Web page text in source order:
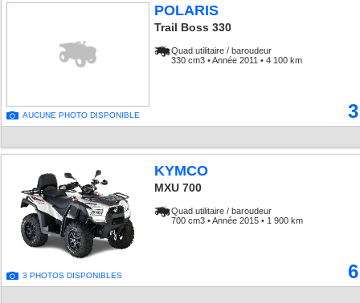
AUCUNE PHOTO DISPONIBLE
POLARIS
Trail Boss 330
Quad utilitaire / baroudeur
330 cm3 • Année 2011 • 4 100 km
3 PHOTOS DISPONIBLES
KYMCO
MXU 700
Quad utilitaire / baroudeur
700 cm3 • Année 2015 • 1 900 km